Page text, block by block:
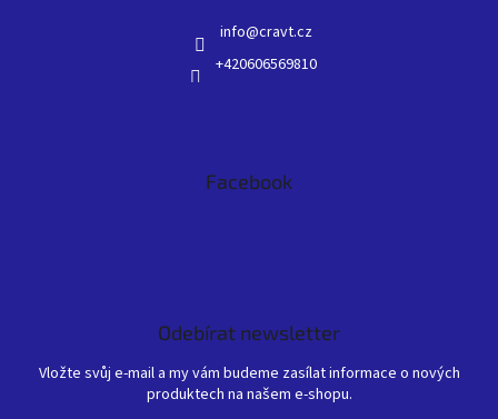
info@cravt.cz
+420606569810
Facebook
Odebírat newsletter
Vložte svůj e-mail a my vám budeme zasílat informace o nových
produktech na našem e-shopu.